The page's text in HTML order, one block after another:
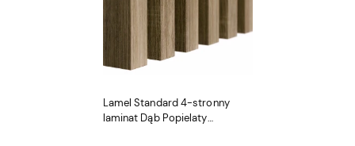
Lamel Standard 4-stronny
laminat Dąb Popielaty